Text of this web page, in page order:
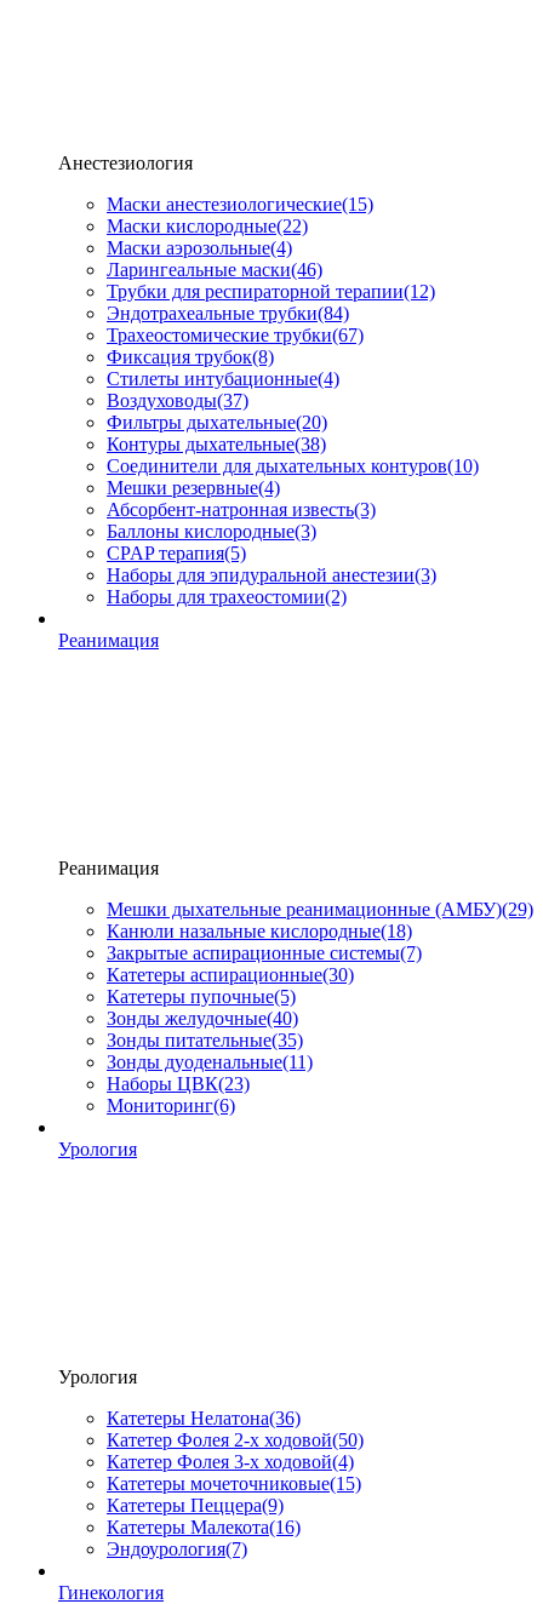
Анестезиология
Маски анестезиологические(15)
Маски кислородные(22)
Маски аэрозольные(4)
Ларингеальные маски(46)
Трубки для респираторной терапии(12)
Эндотрахеальные трубки(84)
Трахеостомические трубки(67)
Фиксация трубок(8)
Стилеты интубационные(4)
Воздуховоды(37)
Фильтры дыхательные(20)
Контуры дыхательные(38)
Соединители для дыхательных контуров(10)
Мешки резервные(4)
Абсорбент-натронная известь(3)
Баллоны кислородные(3)
CPAP терапия(5)
Наборы для эпидуральной анестезии(3)
Наборы для трахеостомии(2)
Реанимация
Реанимация
Мешки дыхательные реанимационные (АМБУ)(29)
Канюли назальные кислородные(18)
Закрытые аспирационные системы(7)
Катетеры аспирационные(30)
Катетеры пупочные(5)
Зонды желудочные(40)
Зонды питательные(35)
Зонды дуоденальные(11)
Наборы ЦВК(23)
Мониторинг(6)
Урология
Урология
Катетеры Нелатона(36)
Катетер Фолея 2-х ходовой(50)
Катетер Фолея 3-х ходовой(4)
Катетеры мочеточниковые(15)
Катетеры Пеццера(9)
Катетеры Малекота(16)
Эндоурология(7)
Гинекология